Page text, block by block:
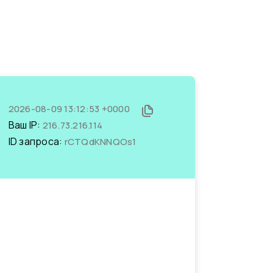
2026-08-09 13:12:53 +0000
Ваш IP: 216.73.216.114
ID запроса: rCTQdKNNQOs1